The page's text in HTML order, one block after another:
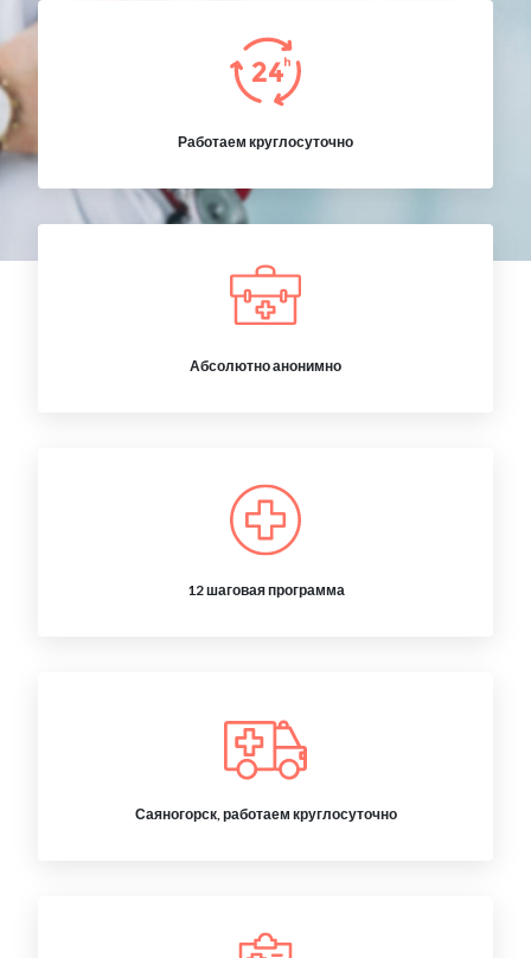
Работаем круглосуточно
Абсолютно анонимно
12 шаговая программа
Саяногорск, работаем круглосуточно